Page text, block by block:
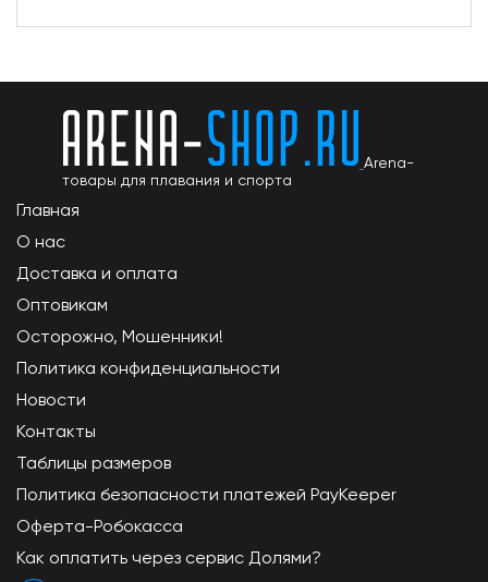
Arena-
товары для плавания и спорта
Главная
О нас
Доставка и оплата
Оптовикам
Осторожно, Мошенники!
Политика конфиденциальности
Новости
Контакты
Таблицы размеров
Политика безопасности платежей PayKeeper
Оферта-Робокасса
Как оплатить через сервис Долями?